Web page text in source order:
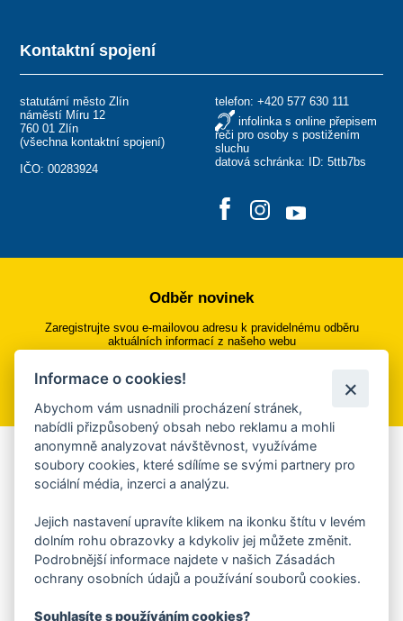
Kontaktní spojení
statutární město Zlín
náměstí Míru 12
760 01 Zlín
(všechna kontaktní spojení)
IČO: 00283924
telefon: +420 577 630 111
infolinka s online přepisem
řeči pro osoby s postižením
sluchu
datová schránka: ID: 5ttb7bs
Odběr novinek
Zaregistrujte svou e-mailovou adresu k pravidelnému odběru
aktuálních informací z našeho webu
Přihlásit se k odběru
Aplikace Mobilní rozhlas
Chcete dostávat do svého mobilu či mailu upozornění na
ankety, pozvánky na kulturní a sportovní akce?
Více informací o aplikaci
Informace o cookies!
Abychom vám usnadnili procházení stránek,
nabídli přizpůsobený obsah nebo reklamu a mohli
anonymně analyzovat návštěvnost, využíváme
soubory cookies, které sdílíme se svými partnery pro
sociální média, inzerci a analýzu.
Jejich nastavení upravíte klikem na ikonku štítu v levém
dolním rohu obrazovky a kdykoliv jej můžete změnit.
Podrobnější informace najdete v našich Zásadách
ochrany osobních údajů a používání souborů cookies.
Souhlasíte s používáním cookies?